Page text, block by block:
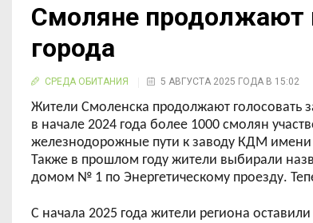
Смоляне продолжают
города
СРЕДА ОБИТАНИЯ 5 АВГУСТА 2025 ГОДА В 15:02
Жители Смоленска продолжают голосовать
в начале 2024 года более 1000 смолян
железнодорожные пути к заводу КДМ
Также в прошлом году жители выбирали
домом № 1 по Энергетическому проезду.
С начала 2025 года жители региона